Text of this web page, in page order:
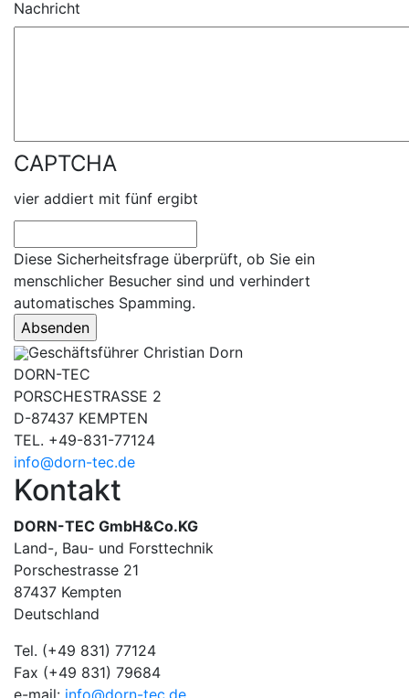
Nachricht
CAPTCHA
vier addiert mit fünf ergibt
Diese Sicherheitsfrage überprüft, ob Sie ein
menschlicher Besucher sind und verhindert
automatisches Spamming.
Geschäftsführer Christian Dorn
DORN-TEC
PORSCHESTRASSE 2
D-87437 KEMPTEN
TEL. +49-831-77124
info@dorn-tec.de
Kontakt
DORN-TEC GmbH&Co.KG
Land-, Bau- und Forsttechnik
Porschestrasse 21
87437 Kempten
Deutschland
Tel. (+49 831) 77124
Fax (+49 831) 79684
e-mail: info@dorn-tec.de